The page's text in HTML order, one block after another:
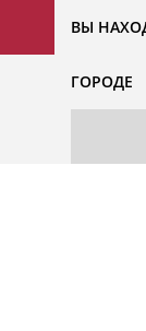
ВЫ
ГОРОДЕ